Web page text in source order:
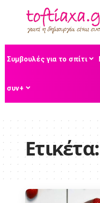
Συμβουλές για το σπίτι
συν+
Ετικέτα: